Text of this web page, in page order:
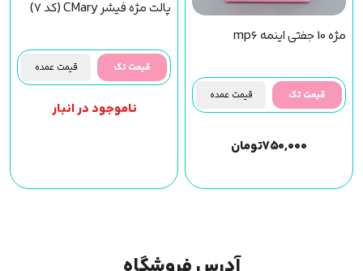
مژه 10 جفتی اینمه mp6
قیمت تک قیمت عمده
۷۵۰,۰۰۰تومان
پالت مژه فیشر CMary (کد 7)
قیمت تک قیمت عمده
ناموجود در انبار